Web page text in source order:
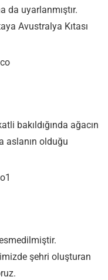
da uyarlanmıştır.
Avustralya Kıtası
bakıldığında ağacın
aslanın olduğu
şehri oluşturan